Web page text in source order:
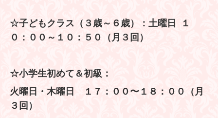
☆子どもクラス（３歳～６歳）：土曜日 １
０：００～１０：５０（月３回）
☆小学生初めて＆初級：
火曜日・木曜日 １７：００〜１８：００（月
３回）